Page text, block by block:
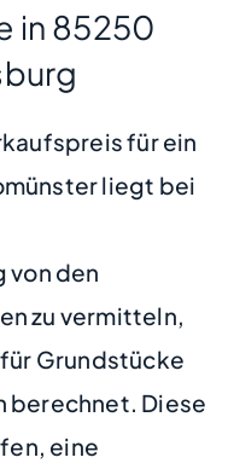
in 85250
für ein
liegt bei
von den
zu vermitteln,
Grundstücke
berechnet. Diese
eine